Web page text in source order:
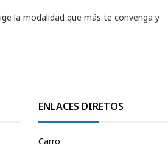
la modalidad que más te convenga y
ENLACES DIRETOS
Carro